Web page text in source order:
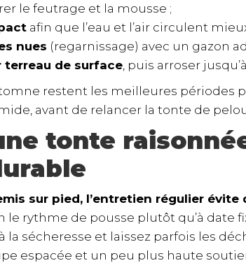
le feutrage et la mousse ;
afin que l’eau et l’air circulent
nues (regarnissage) avec un gazon
terreau de surface , puis arroser
restent les meilleures périodes
avant de relancer la tonte de
tonte
sur pied, l’entretien régulier évite
le rythme de pousse plutôt qu’à date
la sécheresse et laissez parfois les
espacée et un peu plus haute